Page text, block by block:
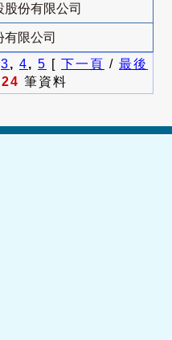
份有限公司
有限公司
3, 4, 5 [ 下一頁 / 最後
筆資料